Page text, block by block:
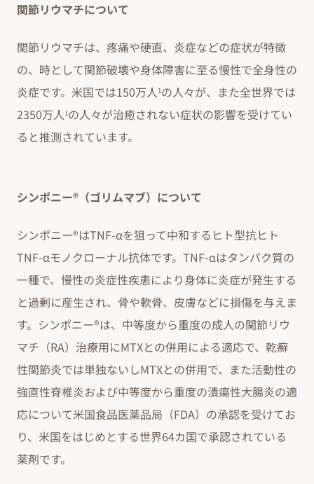
関節リウマチについて
関節リウマチは、疼痛や硬直、炎症などの症状が特徴
の、時として関節破壊や身体障害に至る慢性で全身性の
炎症です。米国では150万人1の人々が、また全世界では
2350万人1の人々が治癒されない症状の影響を受けてい
ると推測されています。
シンポニー®（ゴリムマブ）について
シンポニー®はTNF-αを狙って中和するヒト型抗ヒト
TNF-αモノクローナル抗体です。TNF-αはタンパク質の
一種で、慢性の炎症性疾患により身体に炎症が発生する
と過剰に産生され、骨や軟骨、皮膚などに損傷を与えま
す。シンポニー®は、中等度から重度の成人の関節リウ
マチ（RA）治療用にMTXとの併用による適応で、乾癬
性関節炎では単独ないしMTXとの併用で、また活動性の
強直性脊椎炎および中等度から重度の潰瘍性大腸炎の適
応について米国食品医薬品局（FDA）の承認を受けてお
り、米国をはじめとする世界64カ国で承認されている
薬剤です。